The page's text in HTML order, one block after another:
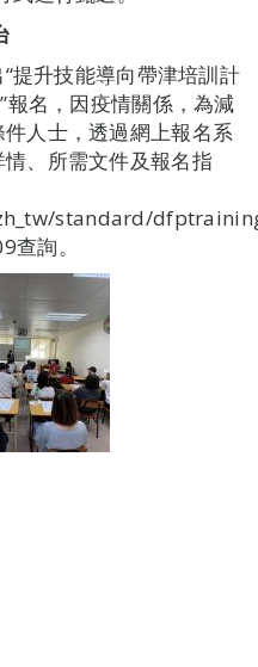
提升技能導向帶津培訓計
報名，因疫情關係，為減
人士，透過網上報名系
、所需文件及報名指
standard/
詢。